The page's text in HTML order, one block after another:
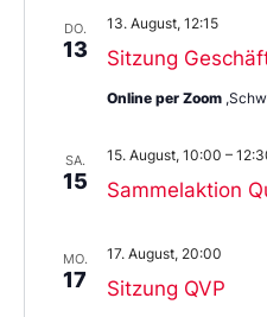
aus.
DO.
13 Sitzung
13. August, 12:15
Online per Zoom
SA.
15 Sammelaktion
15. August, 10:00 –
MO.
17 Sitzung QVP
17. August, 20:00